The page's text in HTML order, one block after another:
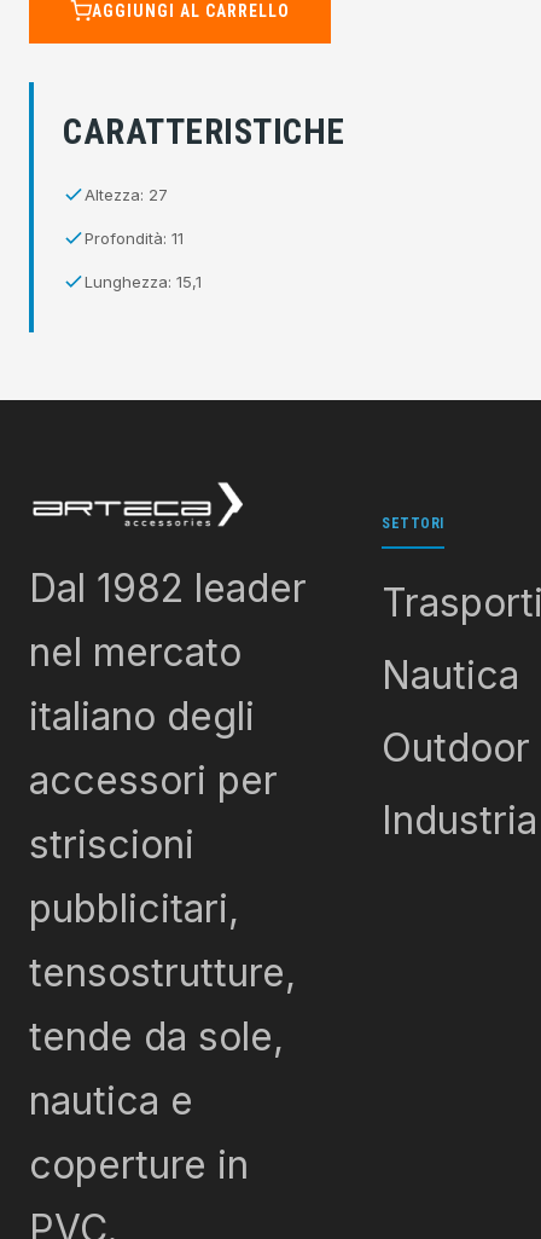
AGGIUNGI AL CARRELLO
CARATTERISTICHE
Altezza: 27
Profondità: 11
Lunghezza: 15,1
Dal 1982 leader
nel mercato
italiano degli
accessori per
striscioni
pubblicitari,
tensostrutture,
tende da sole,
nautica e
coperture in
PVC.
SETTORI
Nautica
Outdoor
Industria